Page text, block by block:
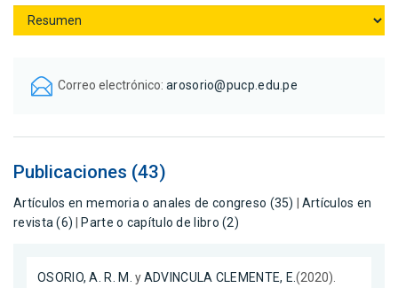
Correo electrónico: arosorio@pucp.edu.pe
Publicaciones (43)
Artículos en memoria o anales de congreso (35)
Artículos en
revista (6)
Parte o capítulo de libro (2)
OSORIO, A. R. M. yADVINCULA CLEMENTE, E.(2020).